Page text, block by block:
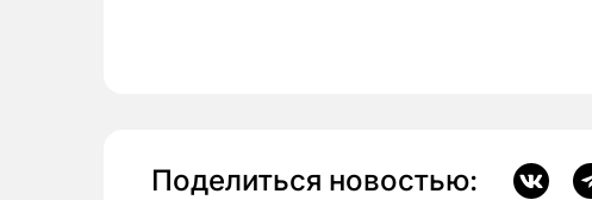
Поделиться новостью: